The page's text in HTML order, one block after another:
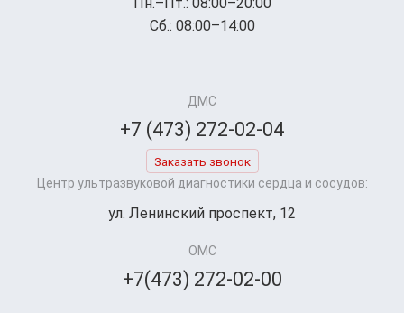
Сб.: 08:00–14:00
ДМС
+7 (473) 272-02-04
Заказать звонок
Центр ультразвуковой диагностики сердца и сосудов:
ул. Ленинский проспект, 12
ОМС
+7(473) 272-02-00